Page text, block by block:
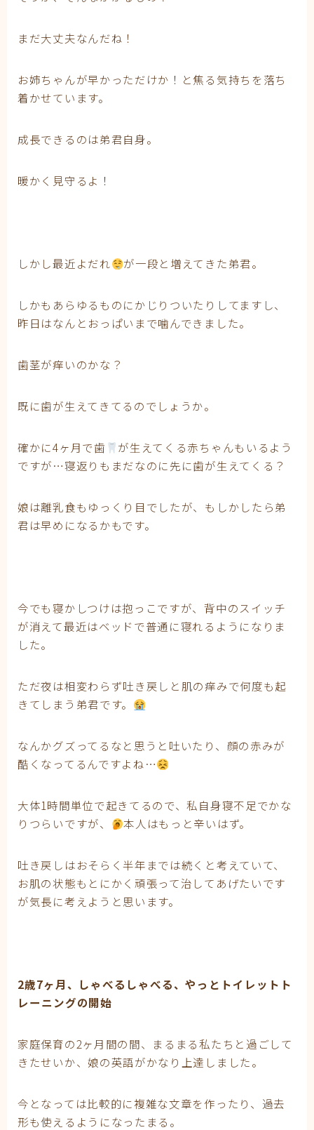
まだ大丈夫なんだね！
お姉ちゃんが早かっただけか！と焦る気持ちを落ち
着かせています。
成長できるのは弟君自身。
暖かく見守るよ！
しかし最近よだれ が一段と増えてきた弟君。
しかもあらゆるものにかじりついたりしてますし、
昨日はなんとおっぱいまで噛んできました。
歯茎が痒いのかな？
既に歯が生えてきてるのでしょうか。
確かに4ヶ月で歯
が生えてくる赤ちゃんもいるよう
ですが…寝返りもまだなのに先に歯が生えてくる？
娘は離乳食もゆっくり目でしたが、もしかしたら弟
君は早めになるかもです。
今でも寝かしつけは抱っこですが、背中のスイッチ
が消えて最近はベッドで普通に寝れるようになりま
した。
ただ夜は相変わらず吐き戻しと肌の痒みで何度も起
きてしまう弟君です。
なんかグズってるなと思うと吐いたり、顔の赤みが
酷くなってるんですよね…
大体1時間単位で起きてるので、私自身寝不足でかな
りつらいですが、
本人はもっと辛いはず。
吐き戻しはおそらく半年までは続くと考えていて、
お肌の状態もとにかく頑張って治してあげたいです
が気長に考えようと思います。
2歳7ヶ月、しゃべるしゃべる、やっとトイレットト
レーニングの開始
家庭保育の2ヶ月間の間、まるまる私たちと過ごして
きたせいか、娘の英語がかなり上達しました。
今となっては比較的に複雑な文章を作ったり、過去
形も使えるようになったまる。